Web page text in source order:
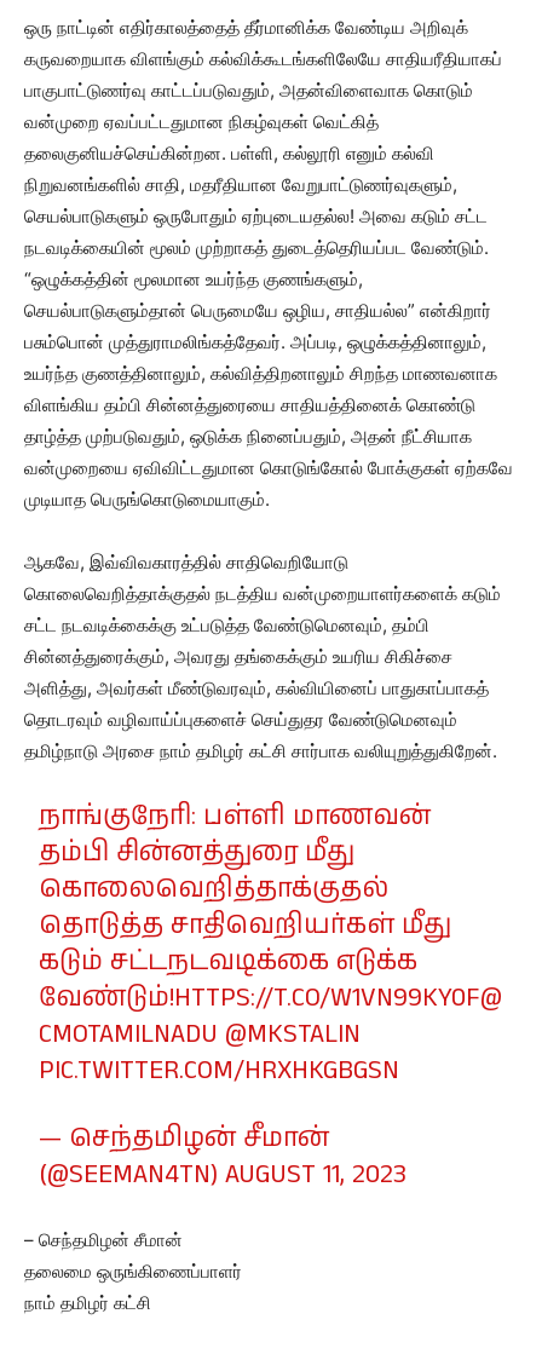
ஒரு நாட்டின் எதிர்காலத்தைத் தீர்மானிக்க வேண்டிய அறிவுக்
கருவறையாக விளங்கும் கல்விக்கூடங்களிலேயே சாதியரீதியாகப்
பாகுபாட்டுணர்வு காட்டப்படுவதும், அதன்விளைவாக கொடும்
வன்முறை ஏவப்பட்டதுமான நிகழ்வுகள் வெட்கித்
தலைகுனியச்செய்கின்றன. பள்ளி, கல்லூரி எனும் கல்வி
நிறுவனங்களில் சாதி, மதரீதியான வேறுபாட்டுணர்வுகளும்,
செயல்பாடுகளும் ஒருபோதும் ஏற்புடையதல்ல! அவை கடும் சட்ட
நடவடிக்கையின் மூலம் முற்றாகத் துடைத்தெரியப்பட வேண்டும்.
“ஒழுக்கத்தின் மூலமான உயர்ந்த குணங்களும்,
செயல்பாடுகளும்தான் பெருமையே ஒழிய, சாதியல்ல” என்கிறார்
பசும்பொன் முத்துராமலிங்கத்தேவர். அப்படி, ஒழுக்கத்தினாலும்,
உயர்ந்த குணத்தினாலும், கல்வித்திறனாலும் சிறந்த மாணவனாக
விளங்கிய தம்பி சின்னத்துரையை சாதியத்தினைக் கொண்டு
தாழ்த்த முற்படுவதும், ஒடுக்க நினைப்பதும், அதன் நீட்சியாக
வன்முறையை ஏவிவிட்டதுமான கொடுங்கோல் போக்குகள் ஏற்கவே
முடியாத பெருங்கொடுமையாகும்.
ஆகவே, இவ்விவகாரத்தில் சாதிவெறியோடு
கொலைவெறித்தாக்குதல் நடத்திய வன்முறையாளர்களைக் கடும்
சட்ட நடவடிக்கைக்கு உட்படுத்த வேண்டுமெனவும், தம்பி
சின்னத்துரைக்கும், அவரது தங்கைக்கும் உயரிய சிகிச்சை
அளித்து, அவர்கள் மீண்டுவரவும், கல்வியினைப் பாதுகாப்பாகத்
தொடரவும் வழிவாய்ப்புகளைச் செய்துதர வேண்டுமெனவும்
தமிழ்நாடு அரசை நாம் தமிழர் கட்சி சார்பாக வலியுறுத்துகிறேன்.
நாங்குநேரி: பள்ளி மாணவன்
தம்பி சின்னத்துரை மீது
கொலைவெறித்தாக்குதல்
தொடுத்த சாதிவெறியர்கள் மீது
கடும் சட்டநடவடிக்கை எடுக்க
வேண்டும்!HTTPS://T.CO/W1VN99KY0F@
CMOTAMILNADU @MKSTALIN
PIC.TWITTER.COM/HRXHKGBGSN
— செந்தமிழன் சீமான்
(@SEEMAN4TN)AUGUST 11, 2023
– செந்தமிழன் சீமான்
தலைமை ஒருங்கிணைப்பாளர்
நாம் தமிழர் கட்சி